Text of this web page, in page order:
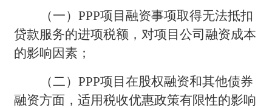
（一）PPP项目融资事项取得无法抵扣
贷款服务的进项税额，对项目公司融资成本
的影响因素；
（二）PPP项目在股权融资和其他债券
融资方面，适用税收优惠政策有限性的影响